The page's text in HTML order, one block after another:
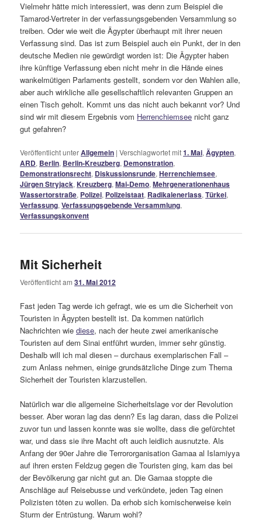
Vielmehr hätte mich interessiert, was denn zum Beispiel die
Tamarod-Vertreter in der verfassungsgebenden Versammlung so
treiben. Oder wie weit die Ägypter überhaupt mit ihrer neuen
Verfassung sind. Das ist zum Beispiel auch ein Punkt, der in den
deutsche Medien nie gewürdigt worden ist: Die Ägypter haben
ihre künftige Verfassung eben nicht mehr in die Hände eines
wankelmütigen Parlaments gestellt, sondern vor den Wahlen alle,
aber auch wirkliche alle gesellschaftlich relevanten Gruppen an
einen Tisch geholt. Kommt uns das nicht auch bekannt vor? Und
sind wir mit diesem Ergebnis vom Herrenchiemsee nicht ganz
gut gefahren?
Veröffentlicht unterAllgemein |Verschlagwortet mit1. Mai,Ägypten,
ARD, Berlin, Berlin-Kreuzberg, Demonstration,
Demonstrationsrecht, Diskussionsrunde,Herrenchiemsee,
Jürgen Stryjack,Kreuzberg,Mai-Demo,Mehrgenerationenhaus
Wassertorstraße, Polizei, Polizeistaat, Radikalenerlass,Türkei,
Verfassung,Verfassungsgebende Versammlung,
Verfassungskonvent
Mit Sicherheit
Veröffentlicht am31. Mai 2012
Fast jeden Tag werde ich gefragt, wie es um die Sicherheit von
Touristen in Ägypten bestellt ist. Da kommen natürlich
Nachrichten wiediese, nach der heute zwei amerikanische
Touristen auf dem Sinai entführt wurden, immer sehr günstig.
Deshalb will ich mal diesen – durchaus exemplarischen Fall –
zum Anlass nehmen, einige grundsätzliche Dinge zum Thema
Sicherheit der Touristen klarzustellen.
Natürlich war die allgemeine Sicherheitslage vor der Revolution
besser. Aber woran lag das denn? Es lag daran, dass die Polizei
zuvor tun und lassen konnte was sie wollte, dass die gefürchtet
war, und dass sie ihre Macht oft auch leidlich ausnutzte. Als
Anfang der 90er Jahre die Terrororganisation Gamaa al Islamiyya
auf ihren ersten Feldzug gegen die Touristen ging, kam das bei
der Bevölkerung gar nicht gut an. Die Gamaa stoppte die
Anschläge auf Reisebusse und verkündete, jeden Tag einen
Polizisten töten zu wollen. Da erhob sich komischerweise kein
Sturm der Entrüstung. Warum wohl?